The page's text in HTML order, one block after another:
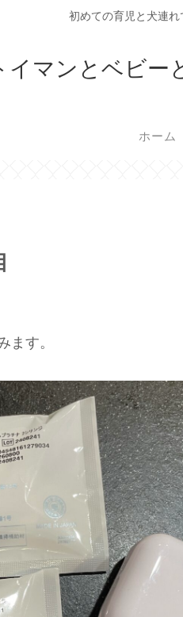
初めての育児と犬連れ
イマンとベビー
ホーム
ます。